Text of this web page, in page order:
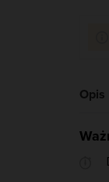
Opis